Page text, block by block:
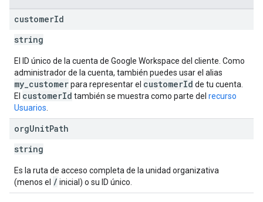
customerId
string
El ID único de la cuenta de Google Workspace del cliente. Como
administrador de la cuenta, también puedes usar el alias
my_customerpara representar el customerId de tu cuenta.
El customerId también se muestra como parte del recurso
Usuarios
orgUnitPath
string
Es la ruta de acceso completa de la unidad organizativa
(menos el / inicial) o su ID único.